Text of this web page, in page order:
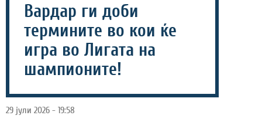
Вардар ги доби
термините во кои ќе
игра во Лигата на
шампионите!
29 јули 2026 - 19:58